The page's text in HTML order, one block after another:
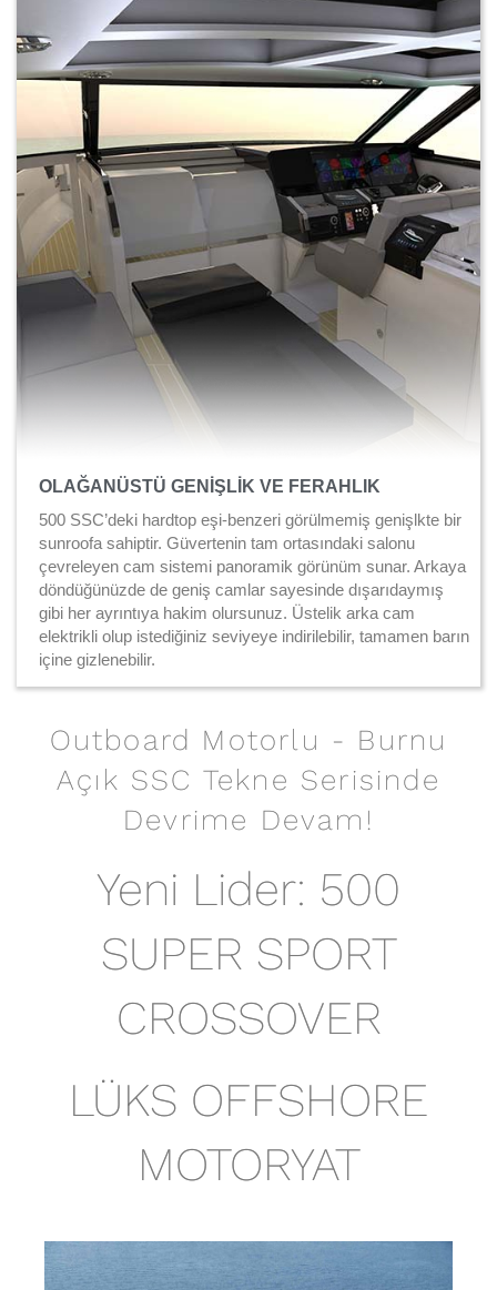
OLAĞANÜSTÜ GENİŞLİK VE FERAHLIK
500 SSC’deki hardtop eşi-benzeri görülmemiş genişlkte bir
sunroofa sahiptir. Güvertenin tam ortasındaki salonu
çevreleyen cam sistemi panoramik görünüm sunar. Arkaya
döndüğünüzde de geniş camlar sayesinde dışarıdaymış
gibi her ayrıntıya hakim olursunuz. Üstelik arka cam
elektrikli olup istediğiniz seviyeye indirilebilir, tamamen barın
içine gizlenebilir.
Outboard Motorlu - Burnu
Açık SSC Tekne Serisinde
Devrime Devam!
Yeni Lider: 500
SUPER SPORT
CROSSOVER
LÜKS OFFSHORE
MOTORYAT